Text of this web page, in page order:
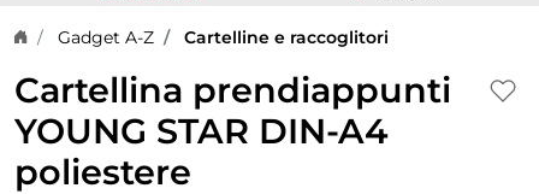
Home page
Gadget A-Z Cartelline e raccoglitori
Cartellina prendiappunti
YOUNG STAR DIN-A4
poliestere